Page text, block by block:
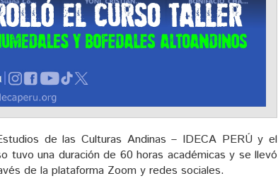
de las Culturas Andinas – IDECA PERÚ y el
tuvo una duración de 60 horas académicas y se llevó
de la plataforma Zoom y redes sociales.